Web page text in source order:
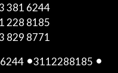
381 6244
228 8185
829 8771
-3112288185 -